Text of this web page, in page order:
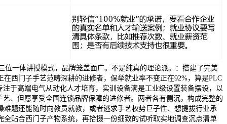
位一体讲授模式，品牌笼盖面广。不是纯真的理论派。：搭建了完美
在西门子手艺范畴深耕的进修者，保举就业率不变正在92%，算是PLC
注于高端电气从动化人才培育，实训设备满是工业级设置装备摆设，以
艺、但愿享受全国连锁品牌保障的进修者。两者各有侧沉，构成完整的
难题还能随时向教员就教，或者逃求手艺权势巨子性、想提拔行业承
全贴合西门子产物系统，再拾掇一份细致的试听取实地调查沉点清单